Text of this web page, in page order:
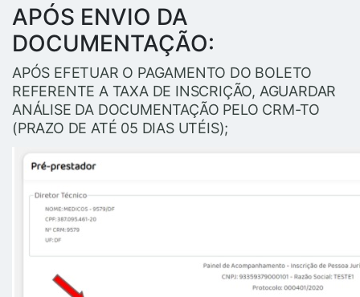
APÓS ENVIO DA
DOCUMENTAÇÃO:
APÓS EFETUAR O PAGAMENTO DO BOLETO
REFERENTE A TAXA DE INSCRIÇÃO, AGUARDAR
ANÁLISE DA DOCUMENTAÇÃO PELO CRM-TO
(PRAZO DE ATÉ 05 DIAS UTÉIS);